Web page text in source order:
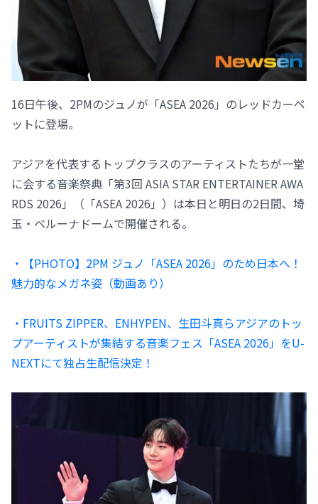
16日午後、2PMのジュノが「ASEA 2026」のレッドカーペ
ットに登場。
アジアを代表するトップクラスのアーティストたちが一堂
に会する音楽祭典「第3回 ASIA STAR ENTERTAINER AWA
RDS 2026」（「ASEA 2026」）は本日と明日の2日間、埼
玉・ベルーナドームで開催される。
・【PHOTO】2PM ジュノ「ASEA 2026」のため日本へ！
魅力的なメガネ姿（動画あり）
・FRUITS ZIPPER、ENHYPEN、生田斗真らアジアのトッ
プアーティストが集結する音楽フェス「ASEA 2026」をU-
NEXTにて独占生配信決定！